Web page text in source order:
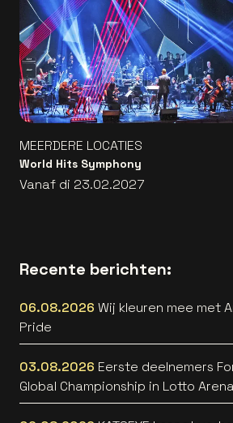
MEERDERE LOCATIES
World Hits Symphony
Vanaf di 23.02.2027
Recente berichten:
06.08.2026 Wij kleuren mee met
Pride
03.08.2026 Eerste deelnemers
Global Championship in Lotto
bekend